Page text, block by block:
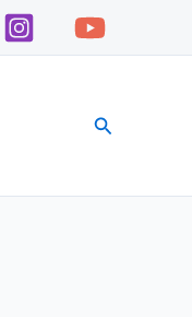
Buscar